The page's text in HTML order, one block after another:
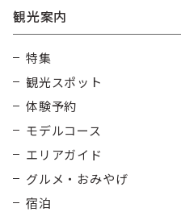
観光案内
特集
観光スポット
体験予約
モデルコース
エリアガイド
グルメ・おみやげ
宿泊